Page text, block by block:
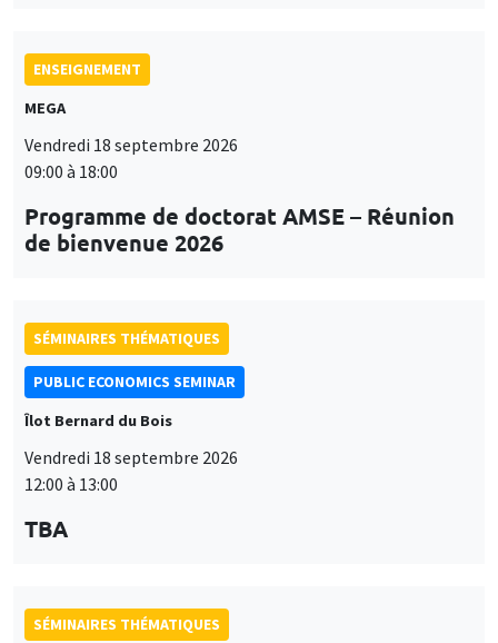
ENSEIGNEMENT
MEGA
Vendredi 18 septembre 2026
09:00 à 18:00
Programme de doctorat AMSE – Réunion
de bienvenue 2026
SÉMINAIRES THÉMATIQUES
PUBLIC ECONOMICS SEMINAR
Îlot Bernard du Bois
Vendredi 18 septembre 2026
12:00 à 13:00
TBA
SÉMINAIRES THÉMATIQUES